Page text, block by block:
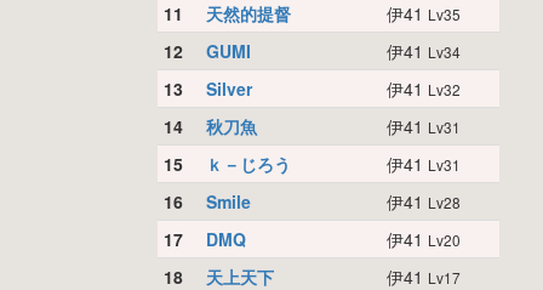
11 天然的提督 伊41 Lv35
12 GUMI 伊41 Lv34
13 Silver 伊41 Lv32
14 秋刀魚 伊41 Lv31
15 ｋ－じろう 伊41 Lv31
16 Smile 伊41 Lv28
17 DMQ 伊41 Lv20
18 天上天下 伊41 Lv17